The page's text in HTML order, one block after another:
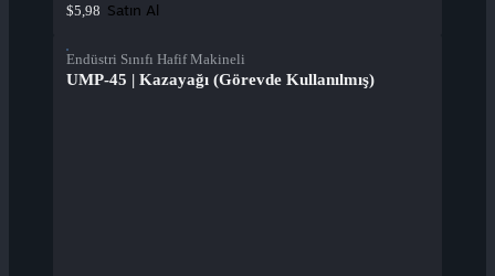
$5,98 Satın Al
Endüstri Sınıfı Hafif Makineli
UMP-45 | Kazayağı (Görevde Kullanılmış)